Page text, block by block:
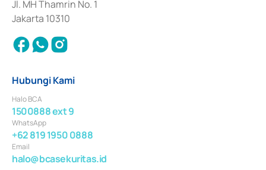
Jl. MH Thamrin No. 1
Jakarta 10310
Hubungi Kami
Halo BCA
1500888 ext 9
WhatsApp
+62 819 1950 0888
Email
halo@bcasekuritas.id